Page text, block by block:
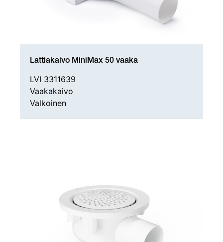
Lattiakaivo MiniMax 50 vaaka
LVI 3311639
Vaakakaivo
Valkoinen